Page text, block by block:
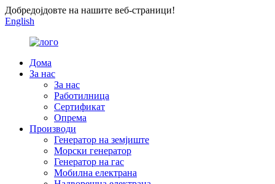
Добредојдовте на нашите веб-страници!
English
Дома
За нас
За нас
Работилница
Сертификат
Опрема
Производи
Генератор на земјиште
Морски генератор
Генератор на гас
Мобилна електрана